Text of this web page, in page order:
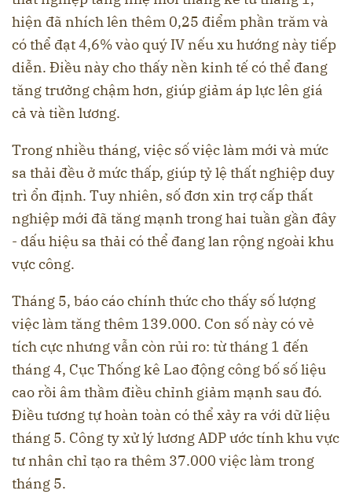
hiện đã nhích lên thêm 0,25 điểm phần trăm và
có thể đạt 4,6% vào quý IV nếu xu hướng này tiếp
diễn. Điều này cho thấy nền kinh tế có thể đang
tăng trưởng chậm hơn, giúp giảm áp lực lên giá
cả và tiền lương.
Trong nhiều tháng, việc số việc làm mới và mức
sa thải đều ở mức thấp, giúp tỷ lệ thất nghiệp duy
trì ổn định. Tuy nhiên, số đơn xin trợ cấp thất
nghiệp mới đã tăng mạnh trong hai tuần gần đây
- dấu hiệu sa thải có thể đang lan rộng ngoài khu
vực công.
Tháng 5, báo cáo chính thức cho thấy số lượng
việc làm tăng thêm 139.000. Con số này có vẻ
tích cực nhưng vẫn còn rủi ro: từ tháng 1 đến
tháng 4, Cục Thống kê Lao động công bố số liệu
cao rồi âm thầm điều chỉnh giảm mạnh sau đó.
Điều tương tự hoàn toàn có thể xảy ra với dữ liệu
tháng 5. Công ty xử lý lương ADP ước tính khu vực
tư nhân chỉ tạo ra thêm 37.000 việc làm trong
tháng 5.